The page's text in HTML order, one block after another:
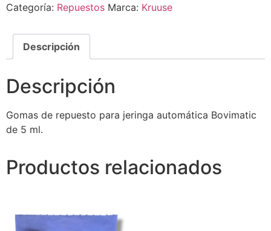
Categoría: Repuestos Marca: Kruuse
Descripción
Descripción
Gomas de repuesto para jeringa automática Bovimatic
de 5 ml.
Productos relacionados